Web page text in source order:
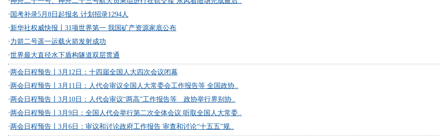
· 国考补录5月8日起报名 计划招录1294人
·新华社权威快报丨31项世界第一 我国矿产资源家底公布
·力箭二号遥一运载火箭发射成功
·世界最大直径水下盾构隧道双层贯通
·两会日程预告丨3月12日：十四届全国人大四次会议闭幕
·两会日程预告丨3月11日：人代会审议全国人大常委会工作报告等 全国政协..
·两会日程预告丨3月10日：人代会审议“两高”工作报告等 政协举行界别协..
·两会日程预告丨3月9日：全国人代会举行第二次全体会议 听取全国人大常委..
·两会日程预告丨3月6日：审议和讨论政府工作报告 审查和讨论“十五五”规..